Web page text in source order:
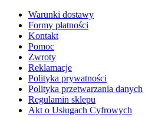
Warunki dostawy
Formy płatności
Kontakt
Pomoc
Zwroty
Reklamacje
Polityka prywatności
Polityka przetwarzania danych
Regulamin sklepu
Akt o Usługach Cyfrowych